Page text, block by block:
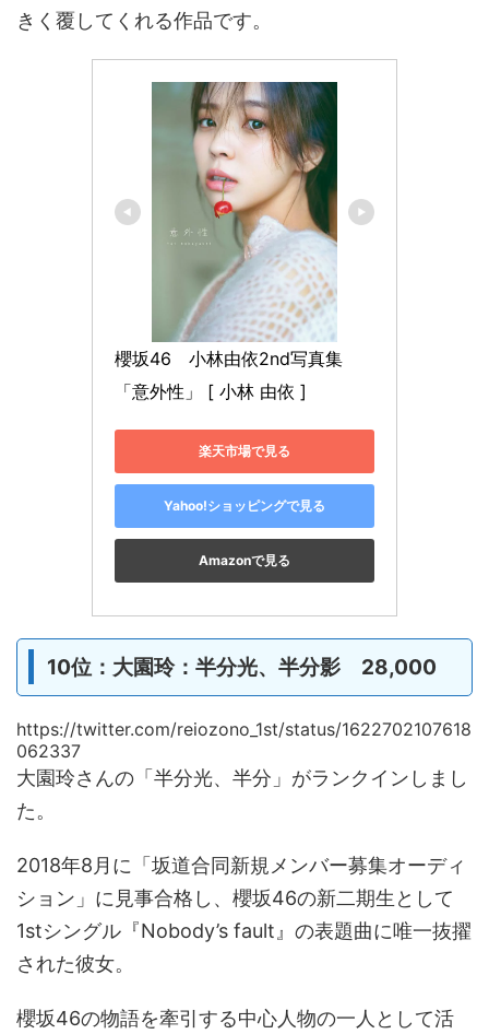
きく覆してくれる作品です。
櫻坂46　小林由依2nd写真集
「意外性」 [ 小林 由依 ]
楽天市場で見る
Yahoo!ショッピングで見る
Amazonで見る
10位：大園玲：半分光、半分影 28,000
https://twitter.com/reiozono_1st/status/1622702107618
062337
大園玲さんの「半分光、半分」がランクインしまし
た。
2018年8月に「坂道合同新規メンバー募集オーディ
ション」に見事合格し、櫻坂46の新二期生として
1stシングル『Nobody’s fault』の表題曲に唯一抜擢
された彼女。
櫻坂46の物語を牽引する中心人物の一人として活